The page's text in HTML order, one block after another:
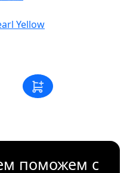
Yellow
поможем с